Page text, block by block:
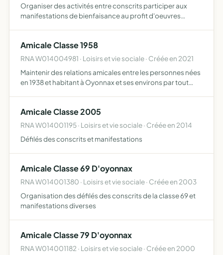
Organiser des activités entre conscrits participer aux
manifestations de bienfaisance au profit d'oeuvres
Amicale Classe 1958
RNA W014004981 · Loisirs et vie sociale · Créée en 2021
Maintenir des relations amicales entre les personnes nées
en 1938 et habitant à Oyonnax et ses environs par tout
…
Amicale Classe 2005
RNA W014001195 · Loisirs et vie sociale · Créée en 2014
Défilés des conscrits et manifestations
Amicale Classe 69 D'oyonnax
RNA W014001380 · Loisirs et vie sociale · Créée en 2003
Organisation des défilés des conscrits de la classe 69 et
manifestations diverses
Amicale Classe 79 D'oyonnax
RNA W014001182 · Loisirs et vie sociale · Créée en 2000